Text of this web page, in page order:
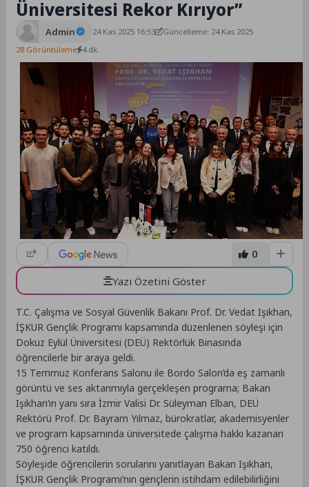
Üniversitesi Rekor Kırıyor”
Admin 24 Kas 2025 16:53
Güncelleme: 24 Kas 2025
28 Görüntüleme 4 dk.
0
Yazı Özetini Göster
T.C. Çalışma ve Sosyal Güvenlik Bakanı Prof. Dr. Vedat Işıkhan,
İŞKUR Gençlik Programı kapsamında düzenlenen söyleşi için
Dokuz Eylül Üniversitesi (DEÜ) Rektörlük Binasında
öğrencilerle bir araya geldi.
15 Temmuz Konferans Salonu ile Bordo Salon’da eş zamanlı
görüntü ve ses aktarımıyla gerçekleşen programa; Bakan
Işıkhan’ın yanı sıra İzmir Valisi Dr. Süleyman Elban, DEÜ
Rektörü Prof. Dr. Bayram Yılmaz, bürokratlar, akademisyenler
ve program kapsamında üniversitede çalışma hakkı kazanan
750 öğrenci katıldı.
Söyleşide öğrencilerin sorularını yanıtlayan Bakan Işıkhan,
İŞKUR Gençlik Programı’nın gençlerin istihdam edilebilirliğini